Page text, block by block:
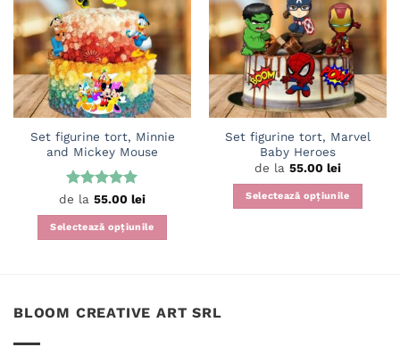
Adaugă
wishlist
Set figurine tort, Minnie
and Mickey Mouse
Evaluat la
5din 5
de la 55.00 lei
Selectează opțiunile
Adaugă
în
wishlist
Set figurine tort, Marvel
Baby Heroes
de la 55.00 lei
Selectează opțiunile
BLOOM CREATIVE ART SRL